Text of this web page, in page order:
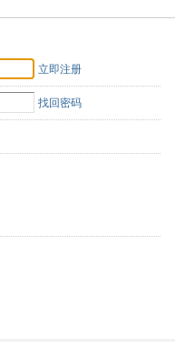
立即注册
找回密码